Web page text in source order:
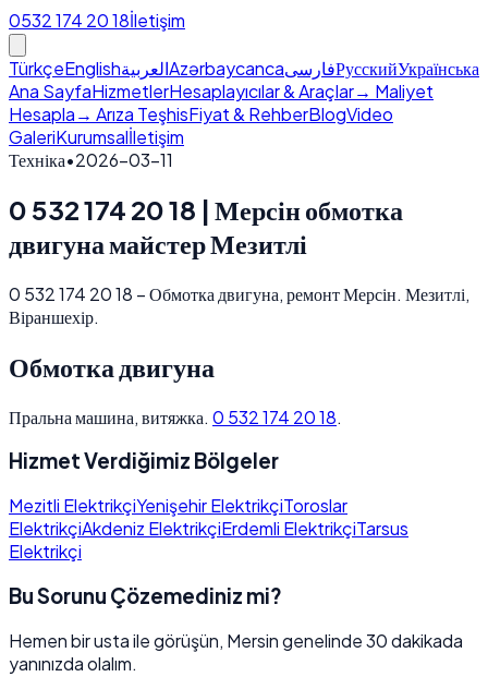
0532 174 20 18İletişim
TürkçeEnglishالعربيةAzərbaycancaفارسیРусскийУкраїнська
Ana SayfaHizmetlerHesaplayıcılar & Araçlar→ Maliyet
Hesapla→ Arıza TeşhisFiyat & RehberBlogVideo
GaleriKurumsalİletişim
Техніка•2026-03-11
0 532 174 20 18 | Мерсін обмотка
двигуна майстер Мезитлі
0 532 174 20 18 – Обмотка двигуна, ремонт Мерсін. Мезитлі,
Віраншехір.
Обмотка двигуна
Пральна машина, витяжка. 0 532 174 20 18.
Hizmet Verdiğimiz Bölgeler
Mezitli ElektrikçiYenişehir ElektrikçiToroslar
ElektrikçiAkdeniz ElektrikçiErdemli ElektrikçiTarsus
Elektrikçi
Bu Sorunu Çözemediniz mi?
Hemen bir usta ile görüşün, Mersin genelinde 30 dakikada
yanınızda olalım.